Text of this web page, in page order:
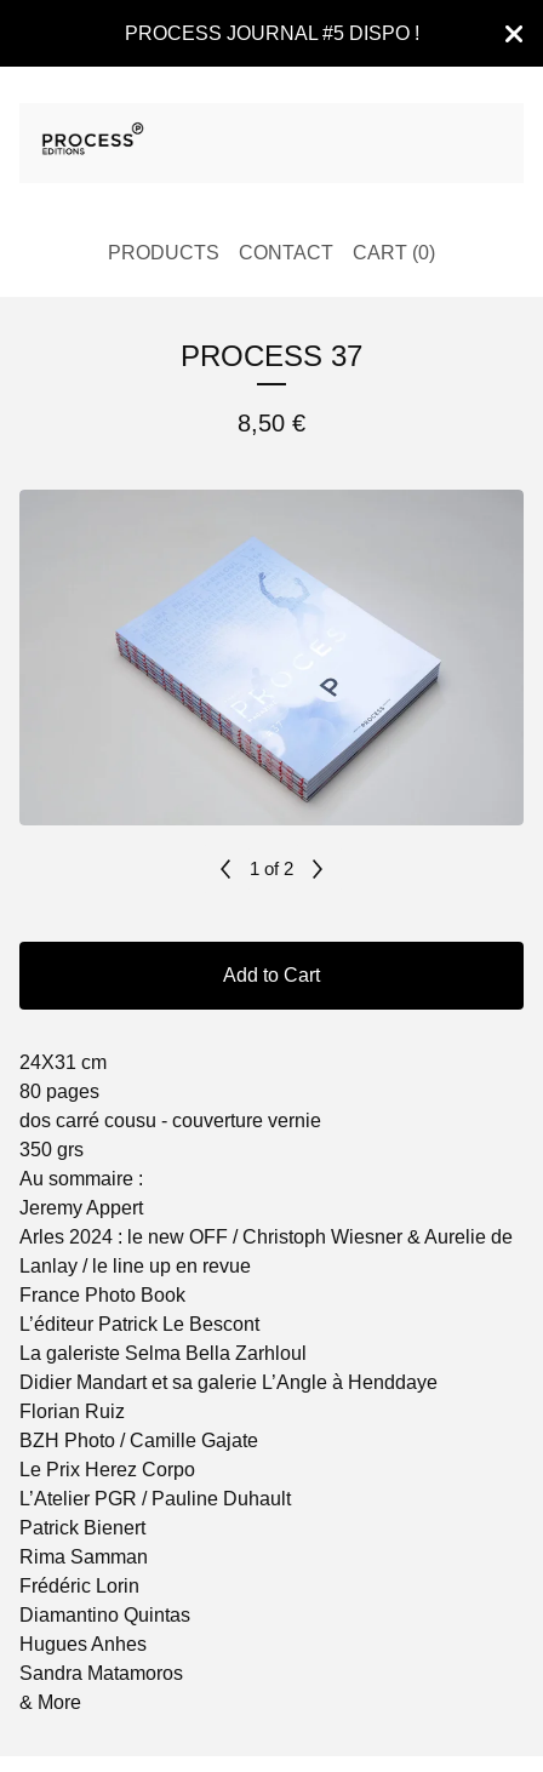
PROCESS JOURNAL #5 DISPO !
PRODUCTS CONTACT CART (0)
PROCESS 37
8,50 €
Add to Cart
24X31 cm
80 pages
dos carré cousu - couverture vernie
350 grs
Au sommaire :
Jeremy Appert
Arles 2024 : le new OFF / Christoph Wiesner & Aurelie de
Lanlay / le line up en revue
France Photo Book
L’éditeur Patrick Le Bescont
La galeriste Selma Bella Zarhloul
Didier Mandart et sa galerie L’Angle à Henddaye
Florian Ruiz
BZH Photo / Camille Gajate
Le Prix Herez Corpo
L’Atelier PGR / Pauline Duhault
Patrick Bienert
Rima Samman
Frédéric Lorin
Diamantino Quintas
Hugues Anhes
Sandra Matamoros
& More
1 of 2